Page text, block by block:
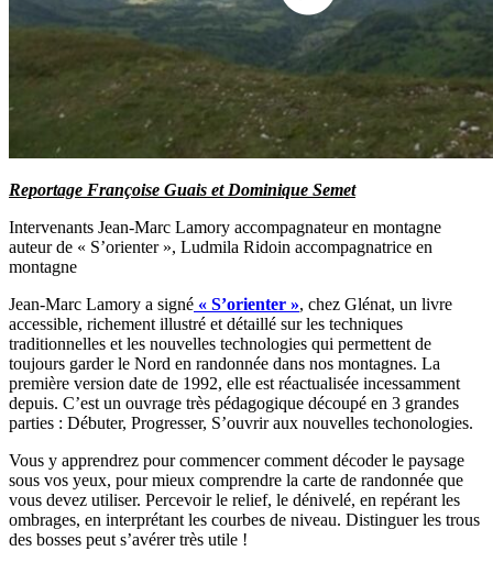
Reportage Françoise Guais et Dominique Semet
Intervenants Jean-Marc Lamory accompagnateur en montagne
auteur de « S’orienter », Ludmila Ridoin accompagnatrice en
montagne
Jean-Marc Lamory a signé « S’orienter », chez Glénat, un livre
accessible, richement illustré et détaillé sur les techniques
traditionnelles et les nouvelles technologies qui permettent de
toujours garder le Nord en randonnée dans nos montagnes. La
première version date de 1992, elle est réactualisée incessamment
depuis. C’est un ouvrage très pédagogique découpé en 3 grandes
parties : Débuter, Progresser, S’ouvrir aux nouvelles techonologies.
Vous y apprendrez pour commencer comment décoder le paysage
sous vos yeux, pour mieux comprendre la carte de randonnée que
vous devez utiliser. Percevoir le relief, le dénivelé, en repérant les
ombrages, en interprétant les courbes de niveau. Distinguer les trous
des bosses peut s’avérer très utile !